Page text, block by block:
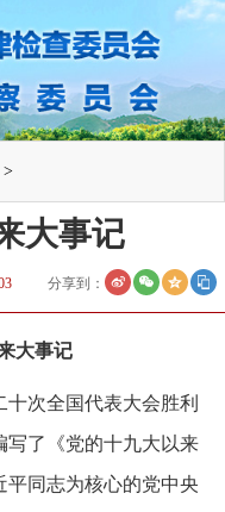
>
大事记
分享到：
大事记
次全国代表大会胜利
写了《党的十九大以来
平同志为核心的党中央